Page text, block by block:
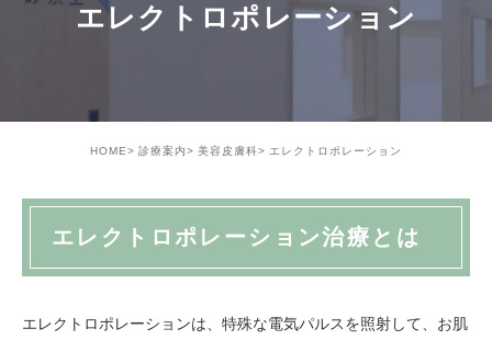
エレクトロポレーション
HOME 診療案内 美容皮膚科 エレクトロポレーション
エレクトロポレーション治療とは
エレクトロポレーションは、特殊な電気パルスを照射して、お肌